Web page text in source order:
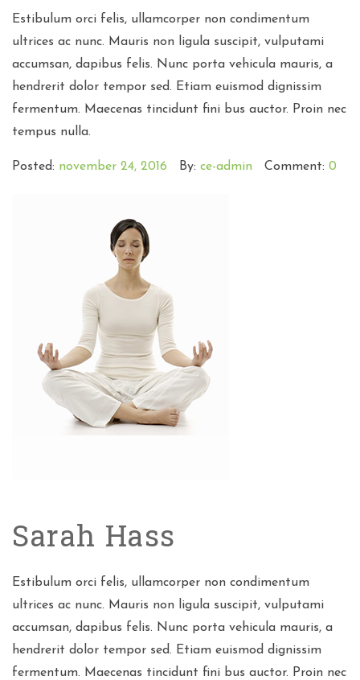
Estibulum orci felis, ullamcorper non condimentum
ultrices ac nunc. Mauris non ligula suscipit, vulputami
accumsan, dapibus felis. Nunc porta vehicula mauris, a
hendrerit dolor tempor sed. Etiam euismod dignissim
fermentum. Maecenas tincidunt fini bus auctor. Proin nec
tempus nulla.
Posted: november 24, 2016 By: ce-admin Comment: 0
Sarah Hass
Estibulum orci felis, ullamcorper non condimentum
ultrices ac nunc. Mauris non ligula suscipit, vulputami
accumsan, dapibus felis. Nunc porta vehicula mauris, a
hendrerit dolor tempor sed. Etiam euismod dignissim
fermentum. Maecenas tincidunt fini bus auctor. Proin nec